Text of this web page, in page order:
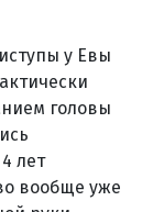
у Евы
головы
лет
вообще уже